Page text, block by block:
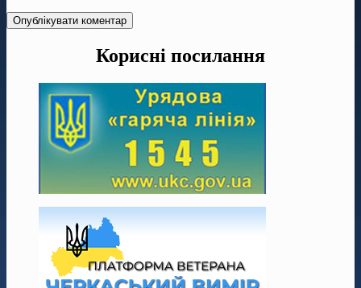
Корисні посилання